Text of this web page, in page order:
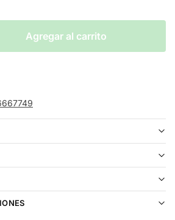
Agregar al carrito